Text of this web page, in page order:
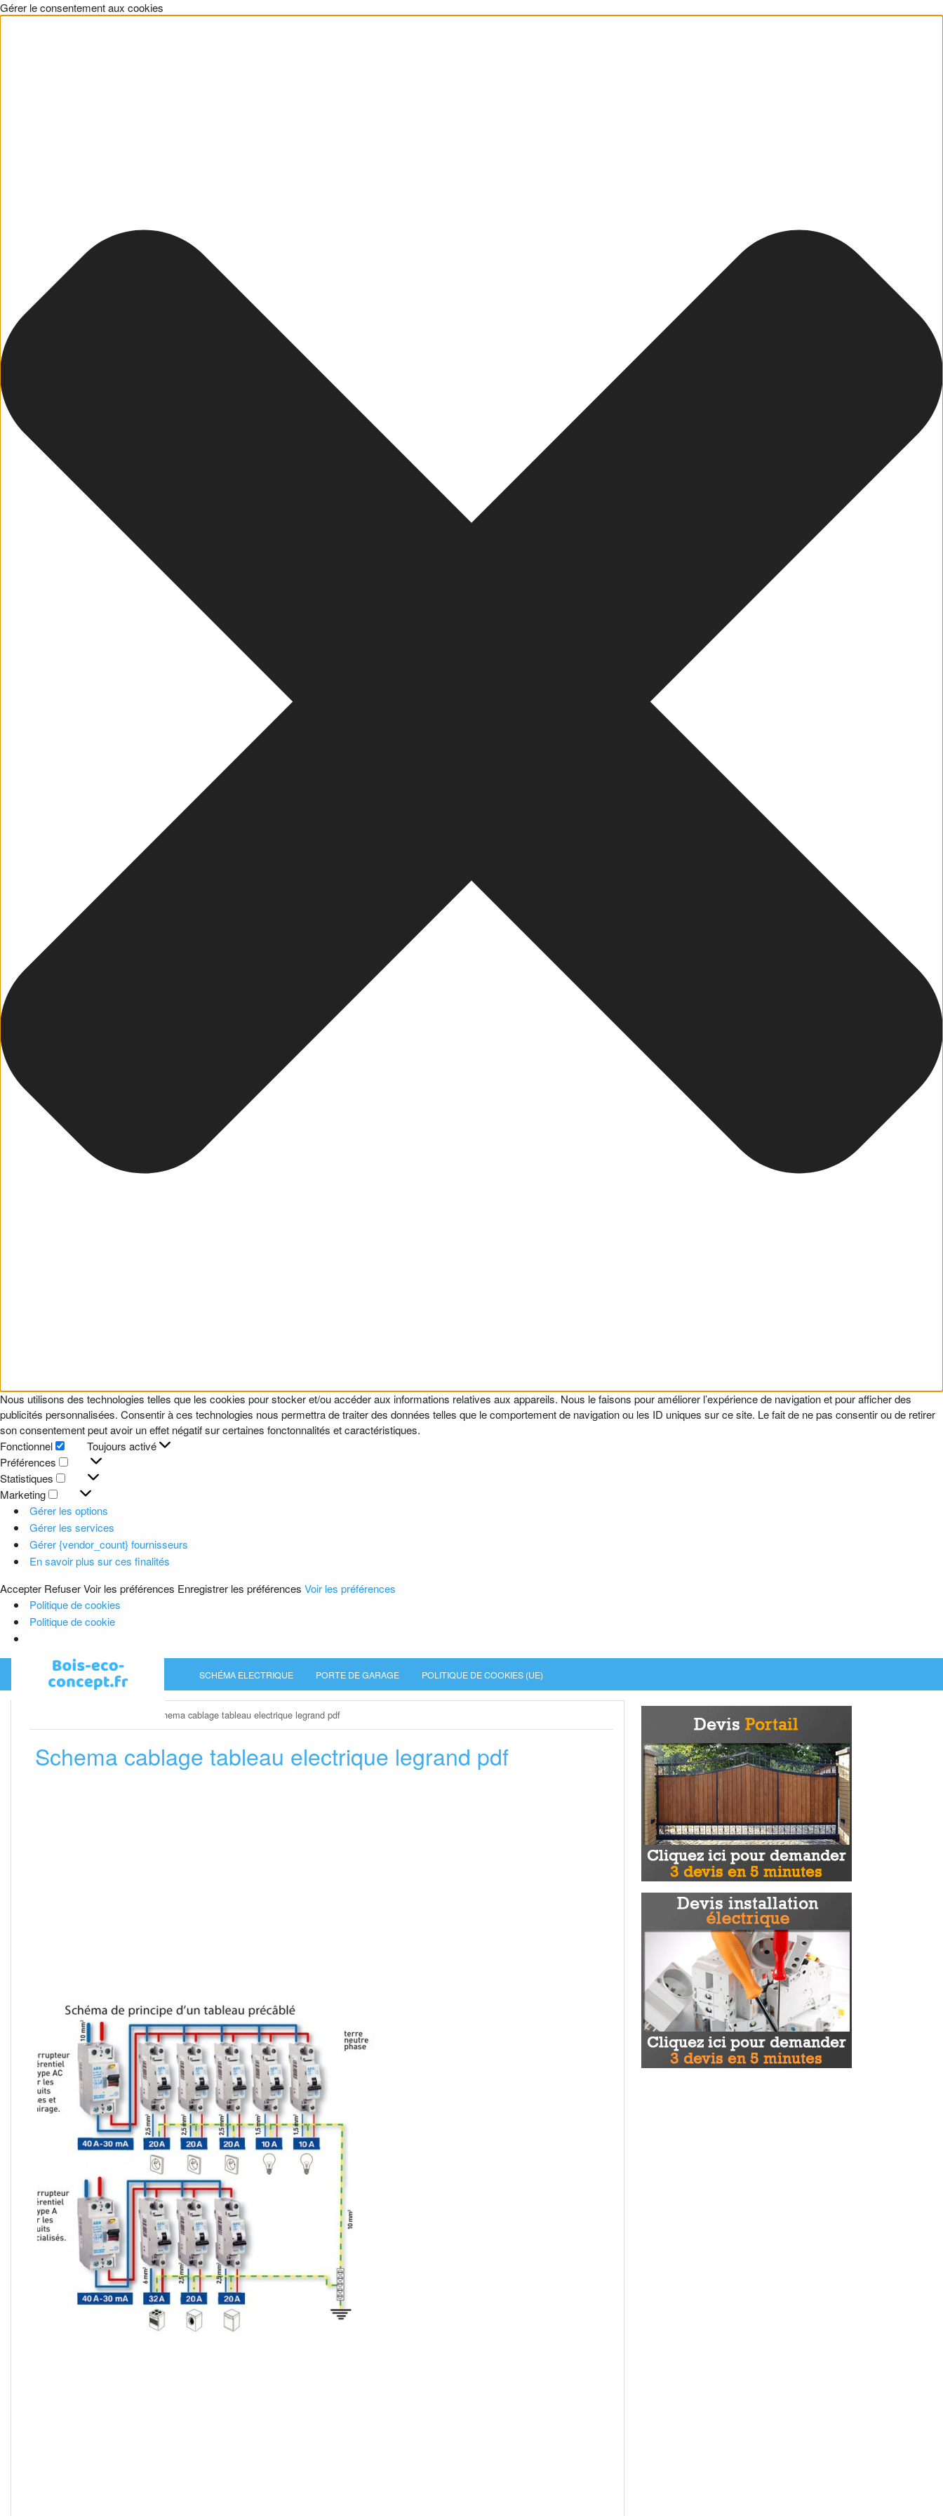
Gérer le consentement aux cookies
Nous utilisons des technologies telles que les cookies pour stocker et/ou accéder aux informations relatives aux appareils. Nous le faisons pour améliorer l’expérience de navigation et pour afficher des
publicités personnalisées. Consentir à ces technologies nous permettra de traiter des données telles que le comportement de navigation ou les ID uniques sur ce site. Le fait de ne pas consentir ou de retirer
son consentement peut avoir un effet négatif sur certaines fonctonnalités et caractéristiques.
Fonctionnel
Fonctionnel
Toujours activé
Préférences
Préférences
Statistiques
Statistiques
Marketing
Marketing
Gérer les options
Gérer les services
Gérer {vendor_count} fournisseurs
En savoir plus sur ces finalités
Accepter RefuserVoir les préférences Enregistrer les préférences Voir les préférences
Politique de cookies
Politique de cookie
SCHÉMA ELECTRIQUE PORTE DE GARAGE POLITIQUE DE COOKIES (UE)
Schema cablage tableau electrique legrand pdf
Schema cablage tableau electrique legrand pdf